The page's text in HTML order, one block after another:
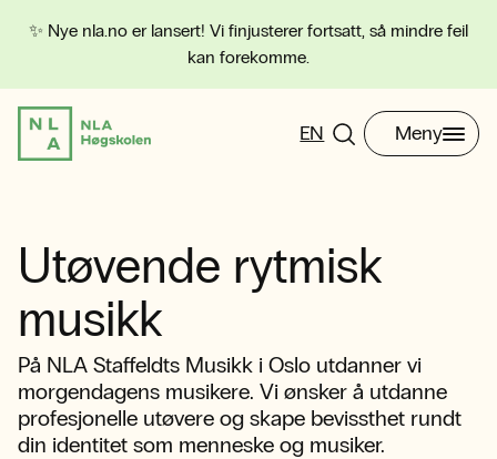
✨ Nye nla.no er lansert! Vi finjusterer fortsatt, så mindre feil
kan forekomme.
EN Meny
Utøvende rytmisk
musikk
På NLA Staffeldts Musikk i Oslo utdanner vi
morgendagens musikere. Vi ønsker å utdanne
profesjonelle utøvere og skape bevissthet rundt
din identitet som menneske og musiker.